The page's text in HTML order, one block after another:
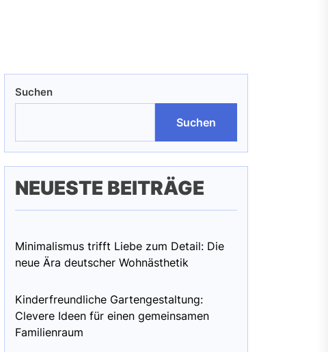
Suchen
Suchen
NEUESTE BEITRÄGE
Minimalismus trifft Liebe zum Detail: Die
neue Ära deutscher Wohnästhetik
Kinderfreundliche Gartengestaltung:
Clevere Ideen für einen gemeinsamen
Familienraum